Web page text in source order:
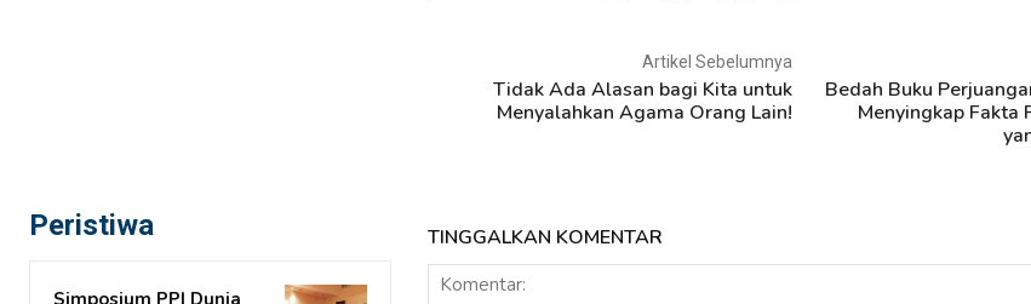
Artikel Sebelumnya
Tidak Ada Alasan bagi Kita untuk
Menyalahkan Agama Orang Lain!
Bedah Buku
Menyingkap Fakta
Peristiwa TINGGALKAN KOMENTAR